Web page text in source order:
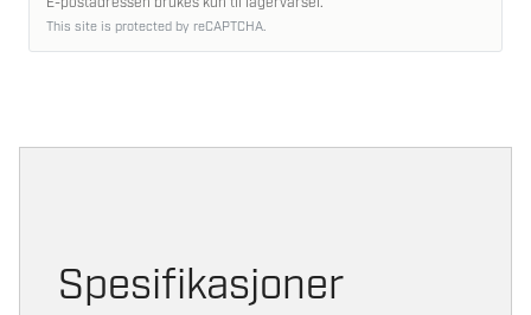
This site is protected by reCAPTCHA.
Spesifikasjoner